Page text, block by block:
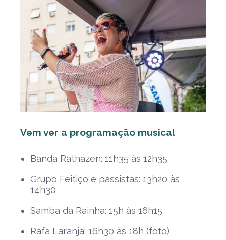
Vem ver a programação musical
Banda Rathazen: 11h35 às 12h35
Grupo Feitiço e passistas: 13h20 às
14h30
Samba da Rainha: 15h às 16h15
Rafa Laranja: 16h30 às 18h (foto)